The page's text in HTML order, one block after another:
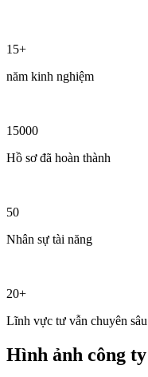
15+
năm kinh nghiệm
15000
Hồ sơ đã hoàn thành
50
Nhân sự tài năng
20+
Lĩnh vực tư vẫn chuyên sâu
Hình ảnh công